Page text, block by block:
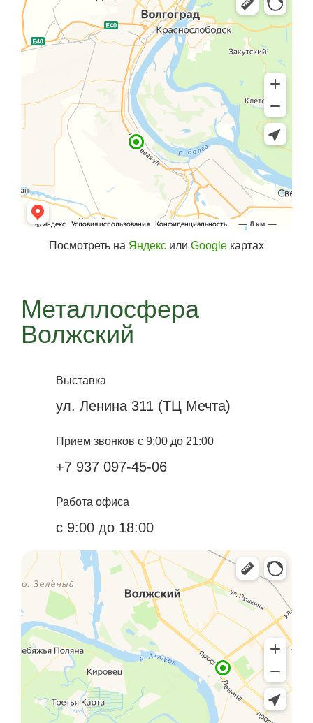
Посмотреть на Яндекс или Google картах
Металлосфера
Волжский
Выставка
ул. Ленина 311 (ТЦ Мечта)
Прием звонков с 9:00 до 21:00
+7 937 097-45-06
Работа офиса
с 9:00 до 18:00